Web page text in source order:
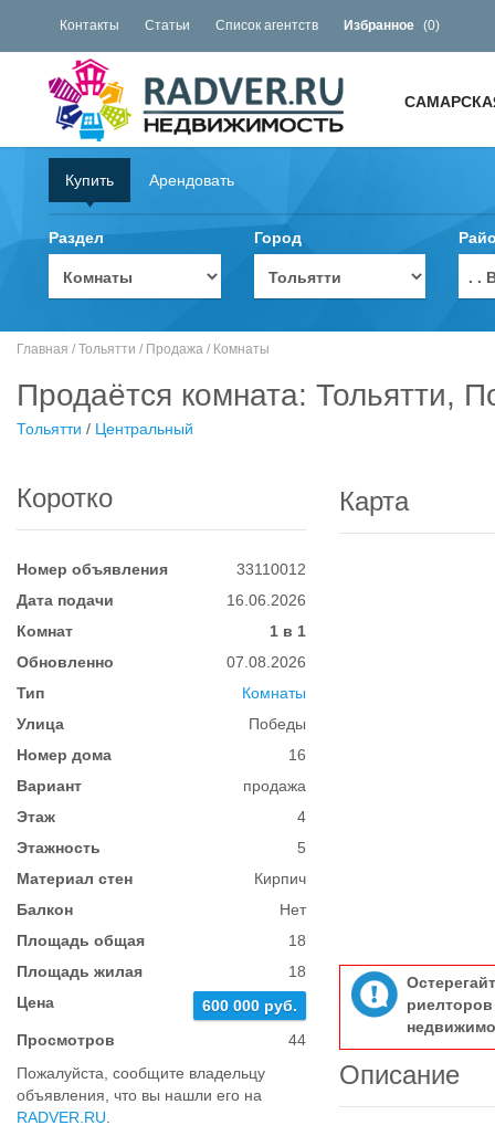
Контакты Статьи Список агентств Избранное (0)
Купить Арендовать
Раздел Город
. .
Главная / Тольятти / Продажа / Комнаты
Продаётся комната: Тольятти,
Тольятти / Центральный
Коротко
Номер объявления
33110012
Дата подачи
16.06.2026
Комнат
1 в 1
Обновленно
07.08.2026
Тип
Комнаты
Улица
Победы
Номер дома
16
Вариант
продажа
Этаж
4
Этажность
5
Материал стен
Кирпич
Балкон
Нет
Площадь общая
18
Площадь жилая
18
Цена
600 000 руб.
Просмотров
44
Пожалуйста, сообщите владельцу
объявления, что вы нашли его на
RADVER.RU
Карта
Описание